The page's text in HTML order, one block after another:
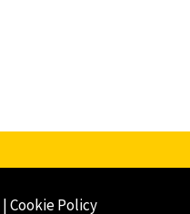
|Cookie Policy